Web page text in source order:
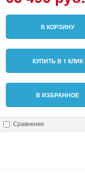
В КОРЗИНУ
КУПИТЬ В 1 КЛИК
В ИЗБРАННОЕ
Сравнение